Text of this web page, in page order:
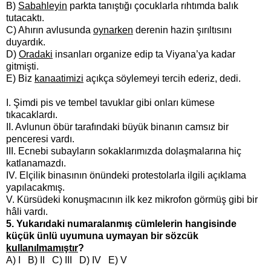
B) Sabahleyin parkta tanıştığı çocuklarla rıhtımda balık
tutacaktı.
C) Ahırın avlusunda oynarken derenin hazin şırıltısını
duyardık.
D) Oradaki insanları organize edip ta Viyana’ya kadar
gitmişti.
E) Biz kanaatimizi açıkça söylemeyi tercih ederiz, dedi.
I. Şimdi pis ve tembel tavuklar gibi onları kümese
tıkacaklardı.
II. Avlunun öbür tarafındaki büyük binanın camsız bir
penceresi vardı.
III. Ecnebi subayların sokaklarımızda dolaşmalarına hiç
katlanamazdı.
IV. Elçilik binasının önündeki protestolarla ilgili açıklama
yapılacakmış.
V. Kürsüdeki konuşmacının ilk kez mikrofon görmüş gibi bir
hâli vardı.
5. Yukarıdaki numaralanmış cümlelerin hangisinde
küçük ünlü uyumuna uymayan bir sözcük
kullanılmamıştır?
A) I B) II C) III D) IV E) V